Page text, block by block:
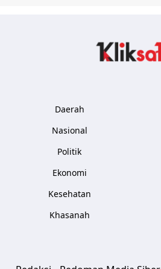
Daerah
Nasional
Politik
Ekonomi
Kesehatan
Khasanah